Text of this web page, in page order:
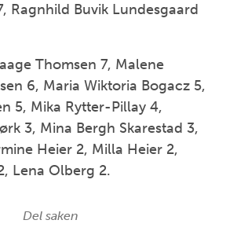
Ragnhild Buvik Lundesgaard
Thomsen 7, Malene
6, Maria Wiktoria Bogacz 5,
5, Mika Rytter-Pillay 4,
3, Mina Bergh Skarestad 3,
Heier 2, Milla Heier 2,
Lena Olberg 2.
Del saken